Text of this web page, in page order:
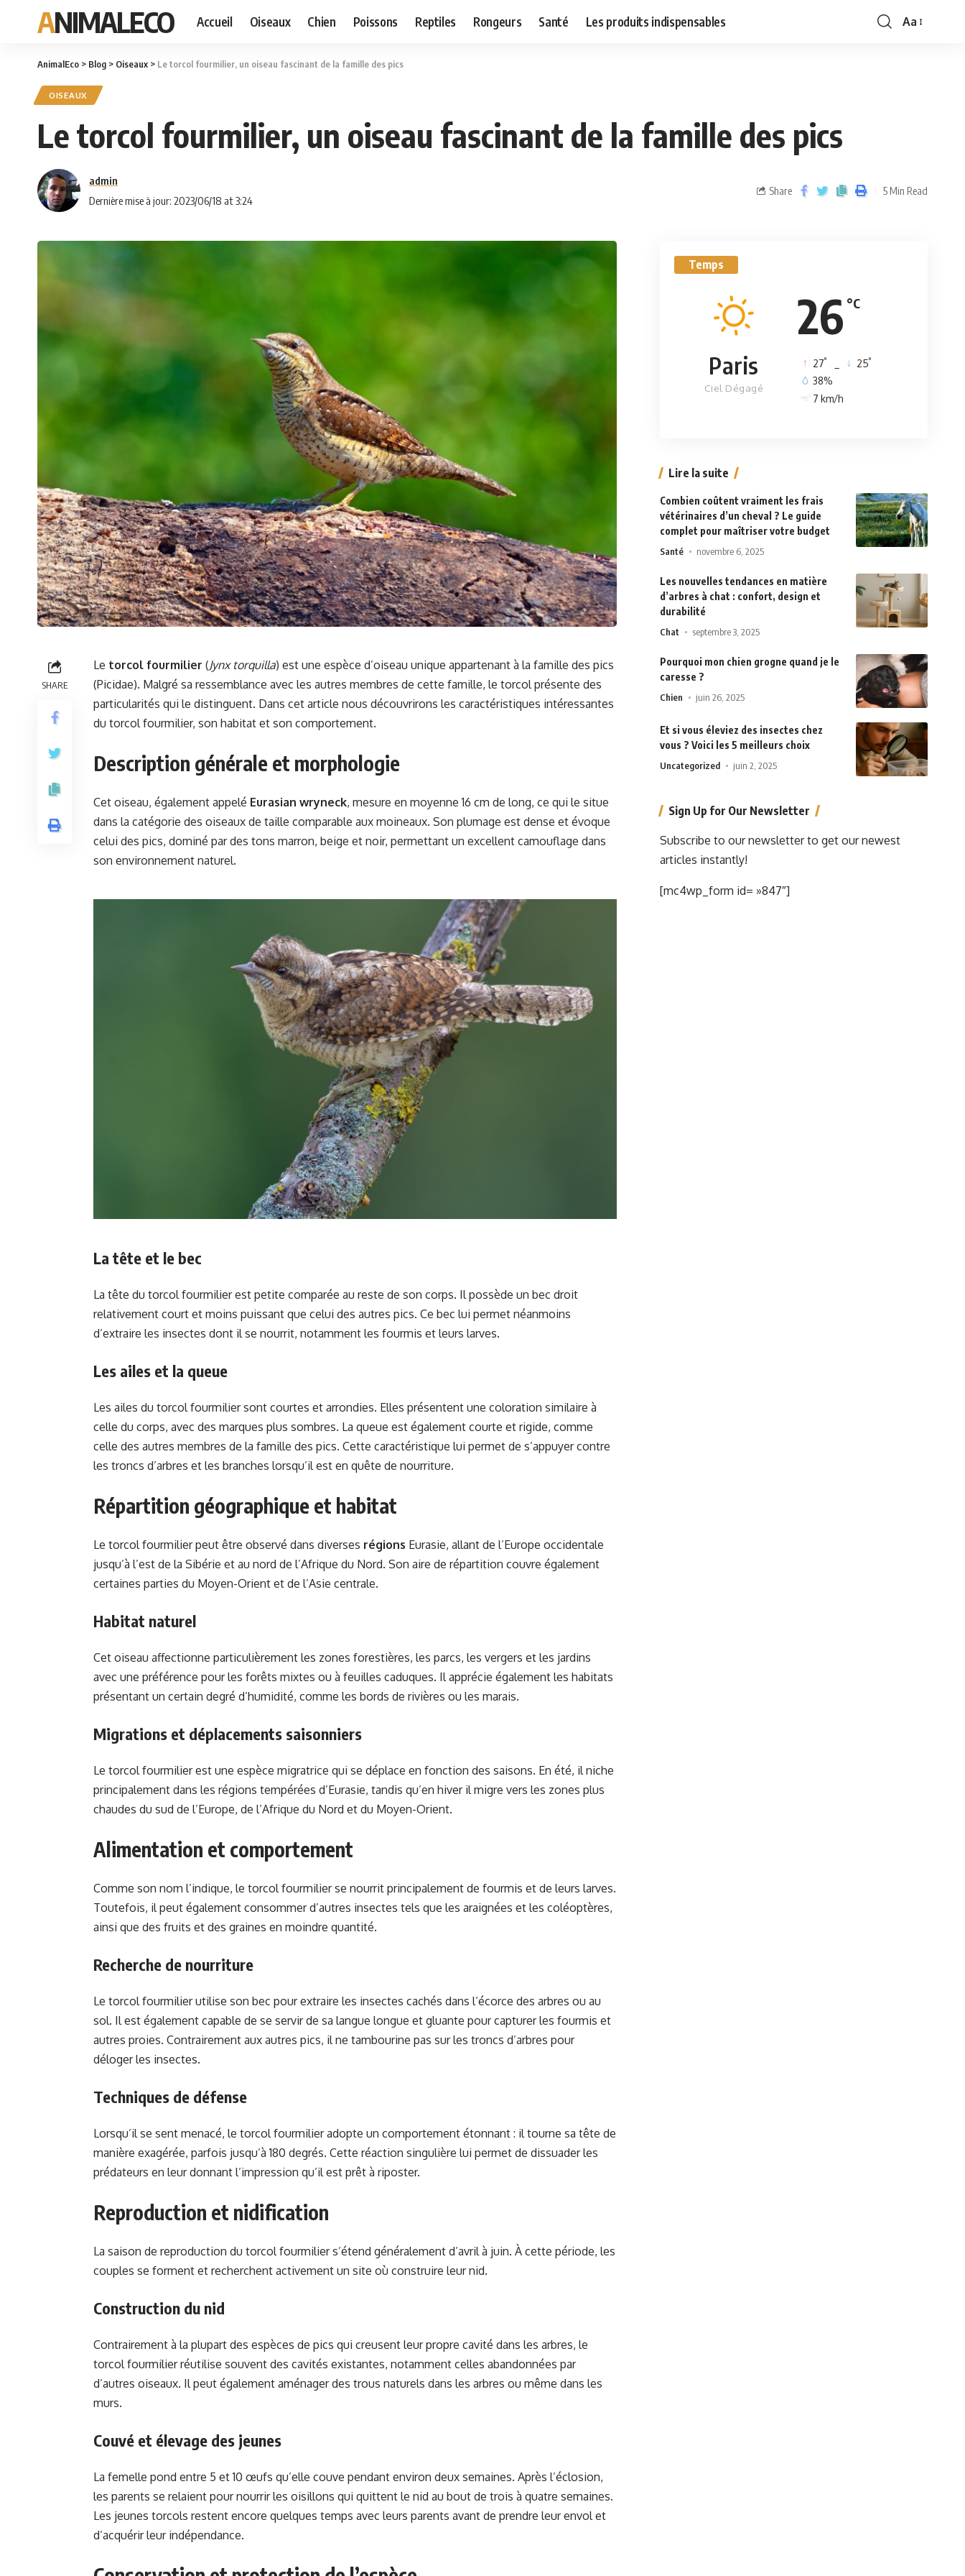
ANIMALECO Accueil Oiseaux Chien Poissons Reptiles Rongeurs Santé Les produits indispensables Aa
AnimalEco > Blog > Oiseaux > Le torcol fourmilier, un oiseau fascinant de la famille des pics
OISEAUX
Le torcol fourmilier, un oiseau fascinant de la famille des pics
admin
Dernière mise à jour: 2023/06/18 at 3:24
Share 5 Min Read
SHARE
Le torcol fourmilier (Jynx torquilla) est une espèce d’oiseau unique appartenant à la famille des pics
(Picidae). Malgré sa ressemblance avec les autres membres de cette famille, le torcol présente des
particularités qui le distinguent. Dans cet article nous découvrirons les caractéristiques intéressantes
du torcol fourmilier, son habitat et son comportement.
Description générale et morphologie
Cet oiseau, également appelé Eurasian wryneck, mesure en moyenne 16 cm de long, ce qui le situe
dans la catégorie des oiseaux de taille comparable aux moineaux. Son plumage est dense et évoque
celui des pics, dominé par des tons marron, beige et noir, permettant un excellent camouflage dans
son environnement naturel.
La tête et le bec
La tête du torcol fourmilier est petite comparée au reste de son corps. Il possède un bec droit
relativement court et moins puissant que celui des autres pics. Ce bec lui permet néanmoins
d’extraire les insectes dont il se nourrit, notamment les fourmis et leurs larves.
Les ailes et la queue
Les ailes du torcol fourmilier sont courtes et arrondies. Elles présentent une coloration similaire à
celle du corps, avec des marques plus sombres. La queue est également courte et rigide, comme
celle des autres membres de la famille des pics. Cette caractéristique lui permet de s’appuyer contre
les troncs d’arbres et les branches lorsqu’il est en quête de nourriture.
Répartition géographique et habitat
Le torcol fourmilier peut être observé dans diverses régions Eurasie, allant de l’Europe occidentale
jusqu’à l’est de la Sibérie et au nord de l’Afrique du Nord. Son aire de répartition couvre également
certaines parties du Moyen-Orient et de l’Asie centrale.
Habitat naturel
Cet oiseau affectionne particulièrement les zones forestières, les parcs, les vergers et les jardins
avec une préférence pour les forêts mixtes ou à feuilles caduques. Il apprécie également les habitats
présentant un certain degré d’humidité, comme les bords de rivières ou les marais.
Migrations et déplacements saisonniers
Le torcol fourmilier est une espèce migratrice qui se déplace en fonction des saisons. En été, il niche
principalement dans les régions tempérées d’Eurasie, tandis qu’en hiver il migre vers les zones plus
chaudes du sud de l’Europe, de l’Afrique du Nord et du Moyen-Orient.
Alimentation et comportement
Comme son nom l’indique, le torcol fourmilier se nourrit principalement de fourmis et de leurs larves.
Toutefois, il peut également consommer d’autres insectes tels que les araignées et les coléoptères,
ainsi que des fruits et des graines en moindre quantité.
Recherche de nourriture
Le torcol fourmilier utilise son bec pour extraire les insectes cachés dans l’écorce des arbres ou au
sol. Il est également capable de se servir de sa langue longue et gluante pour capturer les fourmis et
autres proies. Contrairement aux autres pics, il ne tambourine pas sur les troncs d’arbres pour
déloger les insectes.
Techniques de défense
Lorsqu’il se sent menacé, le torcol fourmilier adopte un comportement étonnant : il tourne sa tête de
manière exagérée, parfois jusqu’à 180 degrés. Cette réaction singulière lui permet de dissuader les
prédateurs en leur donnant l’impression qu’il est prêt à riposter.
Reproduction et nidification
La saison de reproduction du torcol fourmilier s’étend généralement d’avril à juin. À cette période, les
couples se forment et recherchent activement un site où construire leur nid.
Construction du nid
Contrairement à la plupart des espèces de pics qui creusent leur propre cavité dans les arbres, le
torcol fourmilier réutilise souvent des cavités existantes, notamment celles abandonnées par
d’autres oiseaux. Il peut également aménager des trous naturels dans les arbres ou même dans les
murs.
Couvé et élevage des jeunes
La femelle pond entre 5 et 10 œufs qu’elle couve pendant environ deux semaines. Après l’éclosion,
les parents se relaient pour nourrir les oisillons qui quittent le nid au bout de trois à quatre semaines.
Les jeunes torcols restent encore quelques temps avec leurs parents avant de prendre leur envol et
d’acquérir leur indépendance.
Temps
26 °C
Paris
Ciel Dégagé
27° 25°
38%
7 km/h
Lire la suite
Combien coûtent vraiment les frais
vétérinaires d’un cheval ? Le guide
complet pour maîtriser votre budget
Santé novembre 6, 2025
Les nouvelles tendances en matière
d’arbres à chat : confort, design et
durabilité
Chat septembre 3, 2025
Pourquoi mon chien grogne quand je le
caresse ?
Chien juin 26, 2025
Et si vous éleviez des insectes chez
vous ? Voici les 5 meilleurs choix
Uncategorized juin 2, 2025
Sign Up for Our Newsletter
Subscribe to our newsletter to get our newest
articles instantly!
[mc4wp_form id= »847″]